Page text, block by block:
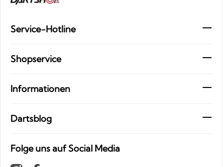
Service-Hotline
Shopservice
Informationen
Dartsblog
Folge uns auf Social Media